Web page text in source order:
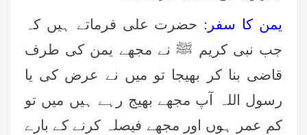
یمن کا سفر: حضرت علی فرماتے ہیں کہ
جب نبی کریم ﷺ نے مجھے یمن کی طرف
قاضی بنا کر بھیجا تو میں نے عرض کی یا
رسول اللہ آپ مجھے بھیج رہے ہیں میں تو
کم عمر ہوں اور مجھے فیصلہ کرنے کے بارے